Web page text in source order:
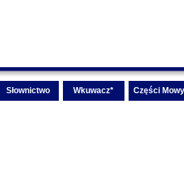
Słownictwo Wkuwacz* Części Mowy